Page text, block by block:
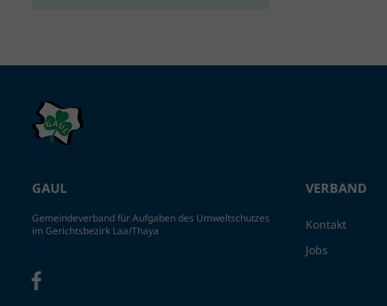
GAUL
Gemeindeverband für Aufgaben des Umweltschutzes
im Gerichtsbezirk Laa/Thaya
VERBAND
Kontakt
Jobs